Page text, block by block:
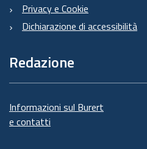
Privacy e Cookie
Dichiarazione di accessibilità
Redazione
Informazioni sul Burert
e contatti